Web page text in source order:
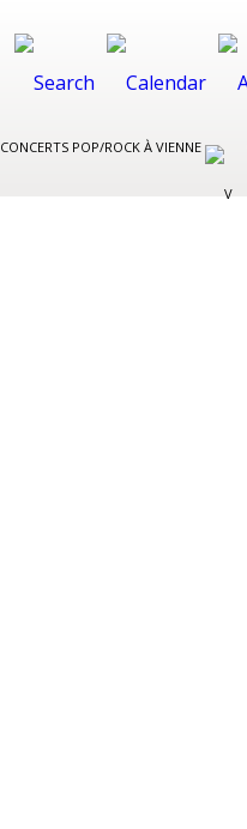
CONCERTS POP/ROCK À VIENNE